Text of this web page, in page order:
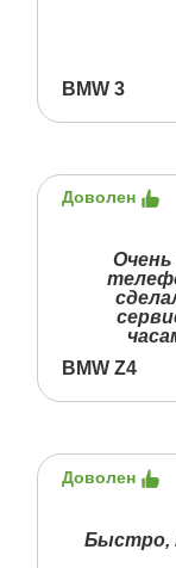
BMW 3
Доволен
Очень
BMW Z4
Доволен
Быстро,